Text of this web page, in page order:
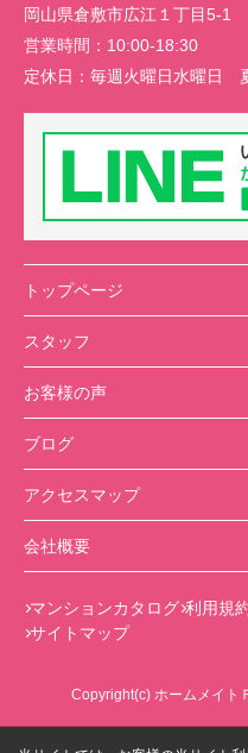
岡山県倉敷市広江１丁目5-1
営業時間： 10:00-18:30
定休日： 毎週火曜日水曜日
トップページ
スタッフ
お客様の声
ブログ
アクセスマップ
会社概要
マンションカタログ 利用規
サイトマップ
Copyright(c) ホームメイト